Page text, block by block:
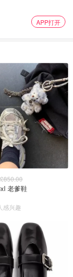
APP打开
£850.00
3xl 老爹鞋
感兴趣